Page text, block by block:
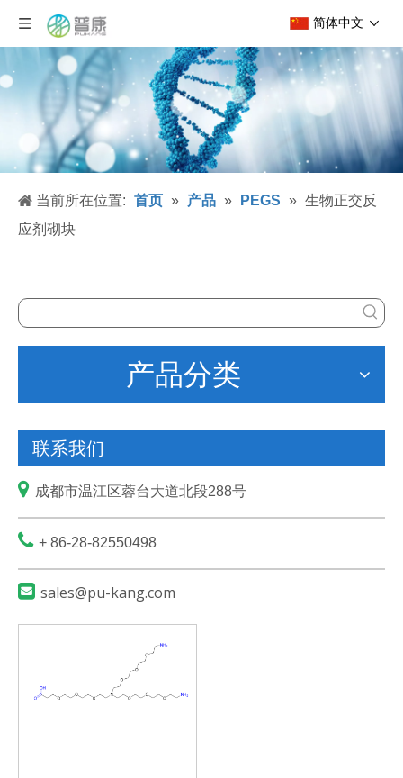
简体中文
当前所在位置: 首页 » 产品 » PEGS » 生物正交反
应剂砌块
产品分类
联系我们
 成都市温江区蓉台大道北段288号
 + 86-28-82550498
 sales@pu-kang.com